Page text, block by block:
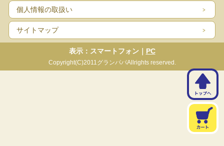
個人情報の取扱い
サイトマップ
表示：スマートフォン｜ PC
Copyright(C)2011グランパパAllrights reserved.